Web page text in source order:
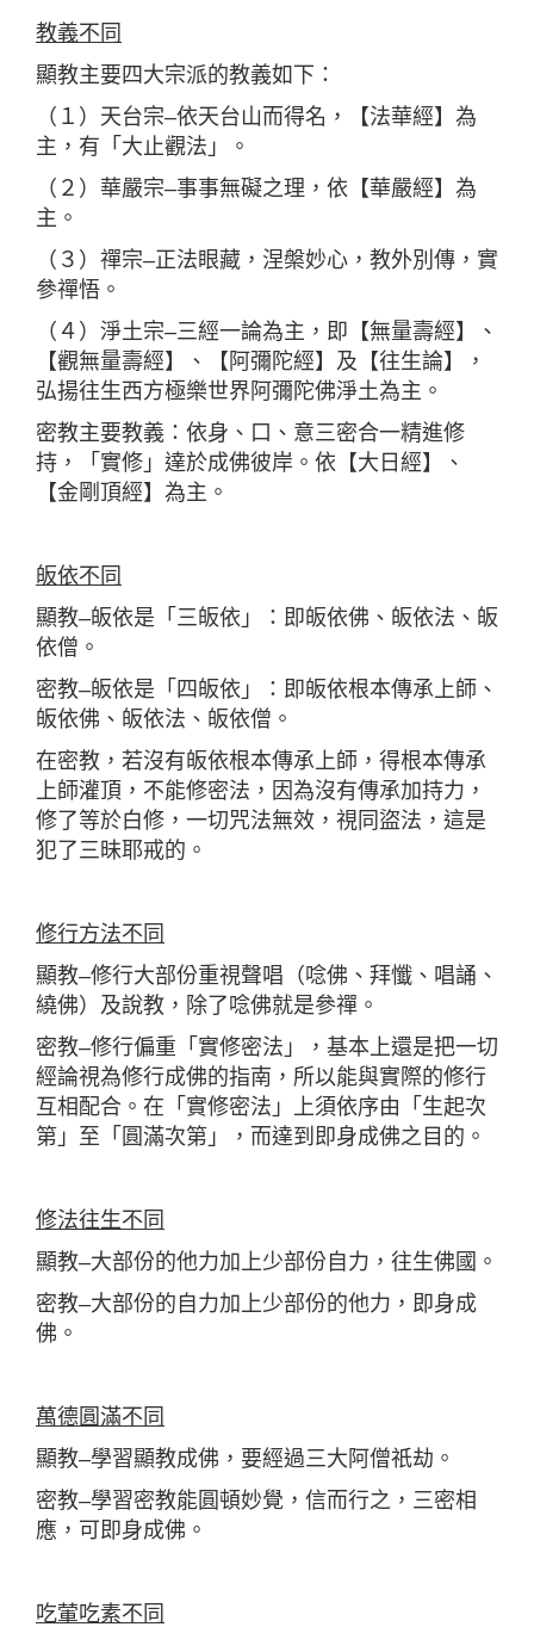
教義不同
顯教主要四大宗派的教義如下：
（１）天台宗–依天台山而得名，【法華經】為
主，有「大止觀法」。
（２）華嚴宗–事事無礙之理，依【華嚴經】為
主。
（３）禪宗–正法眼藏，涅槃妙心，教外別傳，實
參禪悟。
（４）淨土宗–三經一論為主，即【無量壽經】、
【觀無量壽經】、【阿彌陀經】及【往生論】，
弘揚往生西方極樂世界阿彌陀佛淨土為主。
密教主要教義：依身、口、意三密合一精進修
持，「實修」達於成佛彼岸。依【大日經】、
【金剛頂經】為主。
皈依不同
顯教–皈依是「三皈依」：即皈依佛、皈依法、皈
依僧。
密教–皈依是「四皈依」：即皈依根本傳承上師、
皈依佛、皈依法、皈依僧。
在密教，若沒有皈依根本傳承上師，得根本傳承
上師灌頂，不能修密法，因為沒有傳承加持力，
修了等於白修，一切咒法無效，視同盜法，這是
犯了三昧耶戒的。
修行方法不同
顯教–修行大部份重視聲唱（唸佛、拜懺、唱誦、
繞佛）及說教，除了唸佛就是參禪。
密教–修行偏重「實修密法」，基本上還是把一切
經論視為修行成佛的指南，所以能與實際的修行
互相配合。在「實修密法」上須依序由「生起次
第」至「圓滿次第」，而達到即身成佛之目的。
修法往生不同
顯教–大部份的他力加上少部份自力，往生佛國。
密教–大部份的自力加上少部份的他力，即身成
佛。
萬德圓滿不同
顯教–學習顯教成佛，要經過三大阿僧祇劫。
密教–學習密教能圓頓妙覺，信而行之，三密相
應，可即身成佛。
吃葷吃素不同